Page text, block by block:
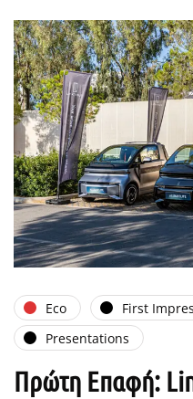
Eco First
Presentations
Πρώτη Επαφή: